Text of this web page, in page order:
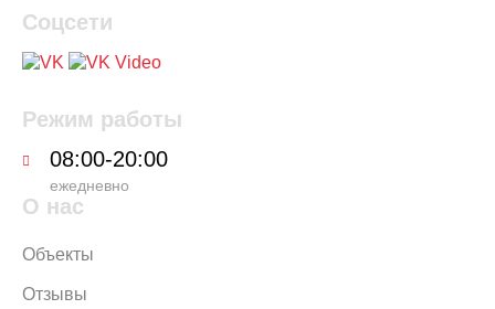
Соцсети
Режим работы
08:00-20:00
ежедневно
О нас
Объекты
Отзывы